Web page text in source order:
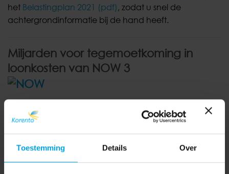
Toestemming Details Over
het Belastingplan 2021 (pdf) , zodat u snel de
achtergrondinformatie bij de hand heeft.
Miljarden voor tegemoetkoming in
loonkosten van NOW 3
Het is een belangrijk onderdeel van de Rijksbegroting
voor 2021: het pakket steunmaatregelen in verband
tegemoetkoming in de loonkosten mogelijk maakt.